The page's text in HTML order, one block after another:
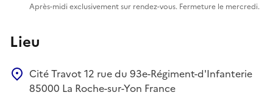
Après-midi exclusivement sur rendez-vous. Fermeture le mercredi.
Lieu
Cité Travot 12 rue du 93e-Régiment-d'Infanterie
85000 La Roche-sur-Yon France